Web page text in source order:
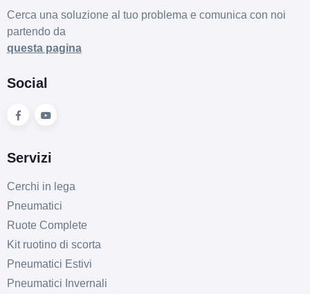
Polished 5 fori 15"
5.5X15 ET40 5x100
Foro centrale: 57.1mm
Esaurito
AVUS AC-518 Black
Polished 5 fori 15" 6X15
Foro centrale: 57.1mm
Esaurito
Polished 5 fori 15" 6X15
ET47 5x112
Foro centrale: 57.1mm
Esaurito
Cerca una soluzione al tuo problema e comunica con noi
partendo da
questa pagina
Social
Servizi
Cerchi in lega
Pneumatici
Ruote Complete
Kit ruotino di scorta
Pneumatici Estivi
Pneumatici Invernali